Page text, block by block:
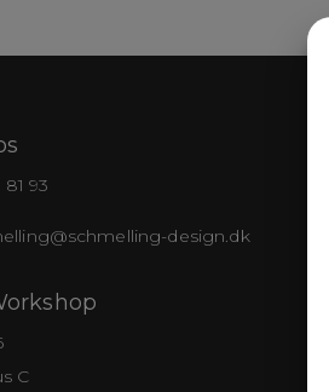
81 93
design.dk
C